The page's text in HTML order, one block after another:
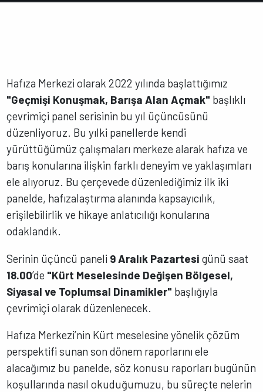
Hafıza Merkezi olarak 2022 yılında başlattığımız
"Geçmişi Konuşmak, Barışa Alan Açmak" başlıklı
çevrimiçi panel serisinin bu yıl üçüncüsünü
düzenliyoruz. Bu yılki panellerde kendi
yürüttüğümüz çalışmaları merkeze alarak hafıza ve
barış konularına ilişkin farklı deneyim ve yaklaşımları
ele alıyoruz. Bu çerçevede düzenlediğimiz ilk iki
panelde, hafızalaştırma alanında kapsayıcılık,
erişilebilirlik ve hikaye anlatıcılığı konularına
odaklandık.
Serinin üçüncü paneli 9 Aralık Pazartesi günü saat
18.00’de "Kürt Meselesinde Değişen Bölgesel,
Siyasal ve Toplumsal Dinamikler" başlığıyla
çevrimiçi olarak düzenlenecek.
Hafıza Merkezi’nin Kürt meselesine yönelik çözüm
perspektifi sunan son dönem raporlarını ele
alacağımız bu panelde, söz konusu raporları bugünün
koşullarında nasıl okuduğumuzu, bu süreçte nelerin